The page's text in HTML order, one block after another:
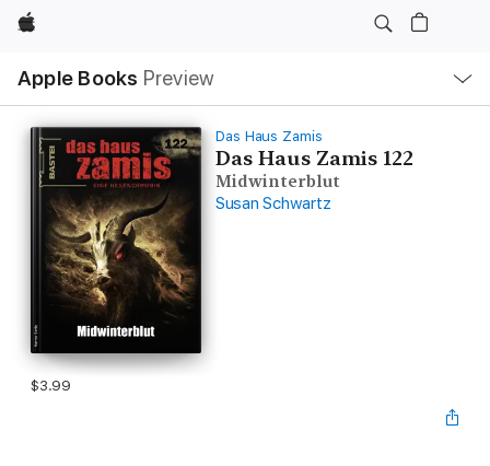
Apple
Apple Books Preview
Nav
Open
Menu
Das Haus Zamis
Das Haus Zamis 122
Midwinterblut
Susan Schwartz
$3.99